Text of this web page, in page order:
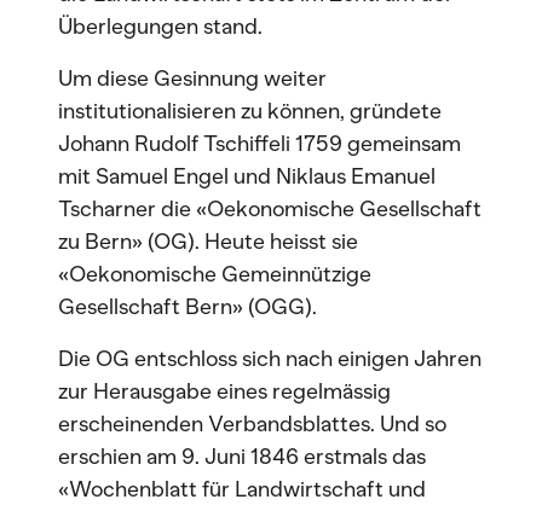
Überlegungen stand.
Um diese Gesinnung weiter
institutionalisieren zu können, gründete
Johann Rudolf Tschiffeli 1759 gemeinsam
mit Samuel Engel und Niklaus Emanuel
Tscharner die «Oekonomische Gesellschaft
zu Bern» (OG). Heute heisst sie
«Oekonomische Gemeinnützige
Gesellschaft Bern» (OGG).
Die OG entschloss sich nach einigen Jahren
zur Herausgabe eines regelmässig
erscheinenden Verbandsblattes. Und so
erschien am 9. Juni 1846 erstmals das
«Wochenblatt für Landwirtschaft und